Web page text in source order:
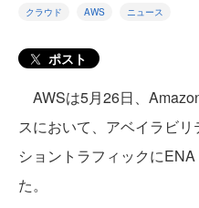
クラウド AWS ニュース
ポスト
AWSは5月26日、
スにおいて、アベイラビ
ショントラフィックに
た。